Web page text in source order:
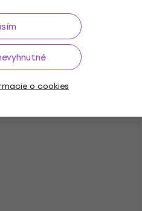
o cookies
Balenie obsahuje